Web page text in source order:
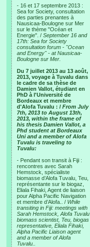
- 16 et 17 septembre 2013 :
Sea for Society, consultation
des parties prenantes à
Nausicaa-Boulogne sur Mer
sur le thème "Océan et
Energie". / September 16 and
17th: Sea for Society
consultation forum - "Ocean
and Energy" - at Nausicaa-
Boulogne sur Mer.
Du 7 juillet 2013 au 13 août,
2013, voyage à Tuvalu dans
le cadre de sa thèse de
Damien Vallot, étudiant en
PhD à l'Université de
Bordeaux et membre
d'Alofa Tuvalu : / From July
7th, 2013 to August 13th,
2013, within the frame of
his thesis Damien Vallot, a
Phd student at Bordeaux
Uni and a member of Alofa
Tuvalu is traveling to
Tuvalu:
- Pendant son transit à Fiji :
rencontres avec Sarah
Hemstock, spécialiste
biomasse d’Alofa Tuvalu, Teu,
représentante sur le biogaz,
Eliala Fihaki, Agent de liaison
pour Alpha Pacific Navigation
et membre d’Alofa.. / While
transiting in Fiji: meetings with
Sarah Hemstock, Alofa Tuvalu
biomass scientist, Teu, biogas
representative, Eliala Fihaki,
Alpha Pacific Liaison agent
and a member of Alofa
Tuvalu..